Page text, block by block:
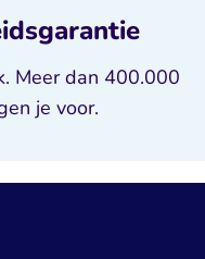
Meer dan 400.000
je voor.